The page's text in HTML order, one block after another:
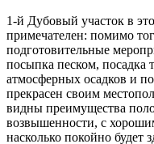
1-й Дубовый участок в
примечателен: помимо
подготовительные
посыпка песком, посадка
атмосферных осадков и
прекрасен своим
видны преимущества
возвышенности, с
насколько покойно будет